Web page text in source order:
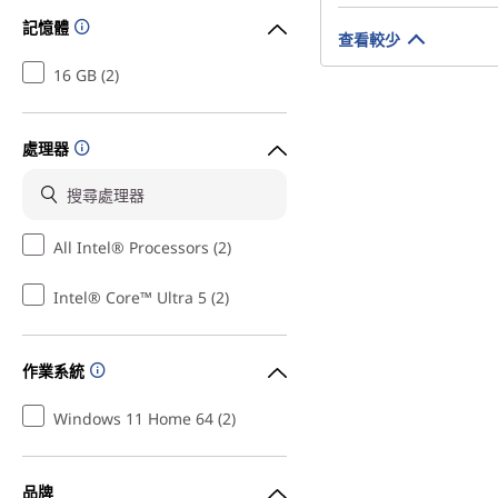
記憶體
16 GB (2)
處理器
All Intel® Processors (2)
Intel® Core™ Ultra 5 (2)
作業系統
Windows 11 Home 64 (2)
品牌
查看較少